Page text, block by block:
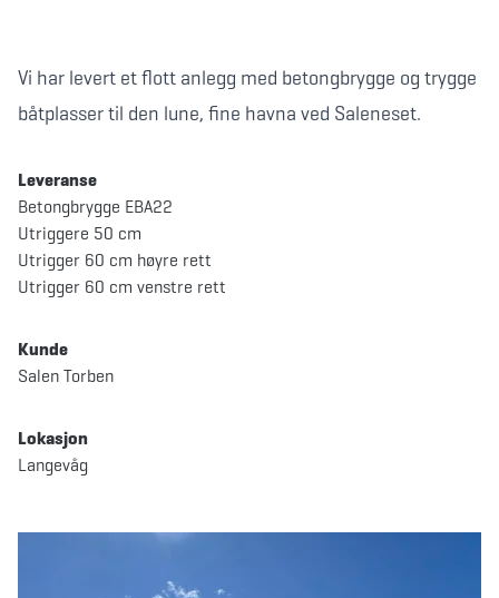
Vi har levert et flott anlegg med betongbrygge og trygge
båtplasser til den lune, fine havna ved Saleneset.
Leveranse
Betongbrygge EBA22
Utriggere 50 cm
Utrigger 60 cm høyre rett
Utrigger 60 cm venstre rett
Kunde
Salen Torben
Lokasjon
Langevåg